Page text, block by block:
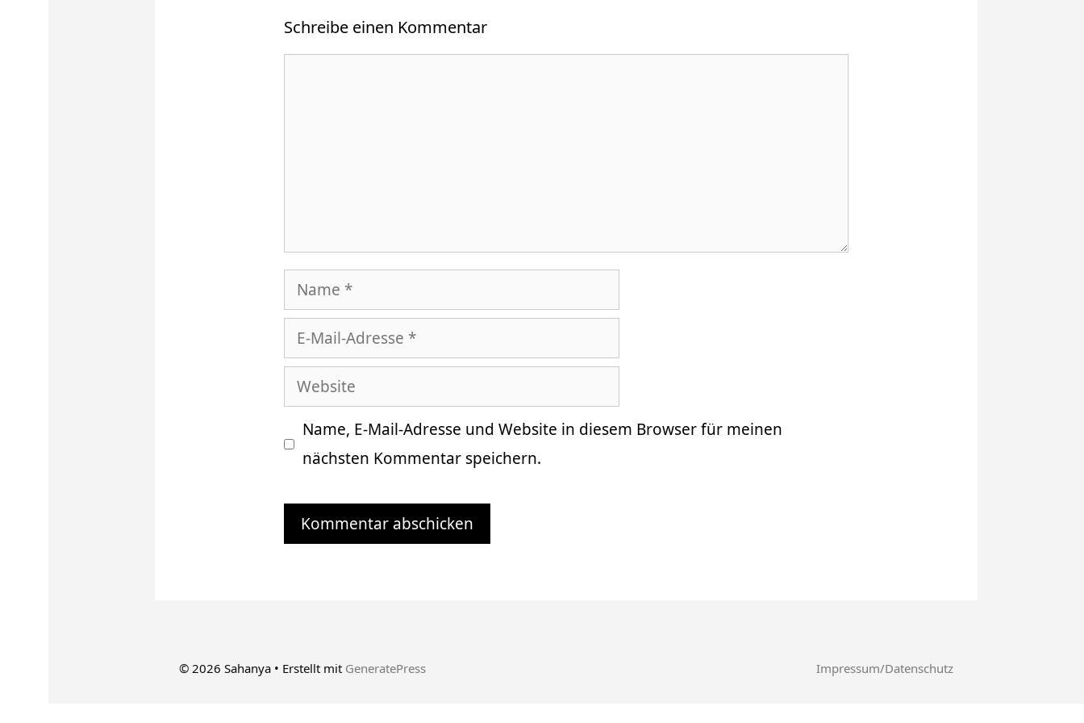
Schreibe einen Kommentar
Name
Mail-
Adresse
Website
Name, E-Mail-Adresse und Website in diesem Browser für meinen
nächsten Kommentar speichern.
Impressum/Datenschutz
© 2026 Sahanya • Erstellt mit GeneratePress